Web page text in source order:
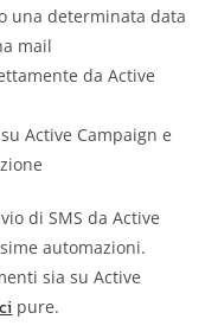
una determinata data
mail
da Active
Active Campaign e
di SMS da Active
automazioni.
sia su Active
pure.